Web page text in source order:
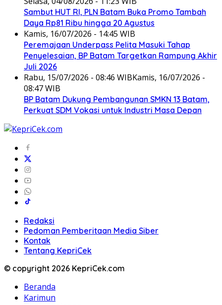
Sambut HUT RI, PLN Batam Buka Promo Tambah
Daya Rp81 Ribu hingga 20 Agustus
Kamis, 16/07/2026 - 14:45 WIB
Peremajaan Underpass Pelita Masuki Tahap
Penyelesaian, BP Batam Targetkan Rampung Akhir
Juli 2026
Rabu, 15/07/2026 - 08:46 WIBKamis, 16/07/2026 -
08:47 WIB
BP Batam Dukung Pembangunan SMKN 13 Batam,
Perkuat SDM Vokasi untuk Industri Masa Depan
Redaksi
Pedoman Pemberitaan Media Siber
Kontak
Tentang KepriCek
© copyright 2026 KepriCek.com
Beranda
Karimun